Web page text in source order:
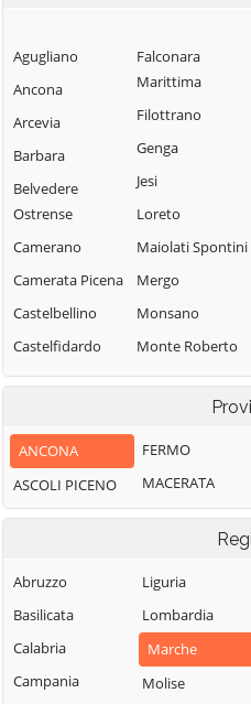
Agugliano
Ancona
Arcevia
Barbara
Belvedere
Ostrense
Camerano
Camerata Picena
Castelbellino
Castelfidardo
Castelleone di
Castelplanio
Cerreto d'Esi
Falconara
Marittima
Filottrano
Genga
Jesi
Loreto
Maiolati Spontini
Mergo
Monsano
Monte Roberto
Monte San Vito
Montecarotto
Montemarciano
Morro d'Alba
Numana
Osimo
ANCONA
ASCOLI PICENO
FERMO
MACERATA
Abruzzo
Basilicata
Calabria
Campania
Liguria
Lombardia
Marche
Molise